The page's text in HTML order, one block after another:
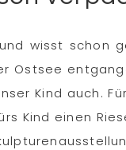
wisst schon
Ostsee
Kind auch.
Kind einen